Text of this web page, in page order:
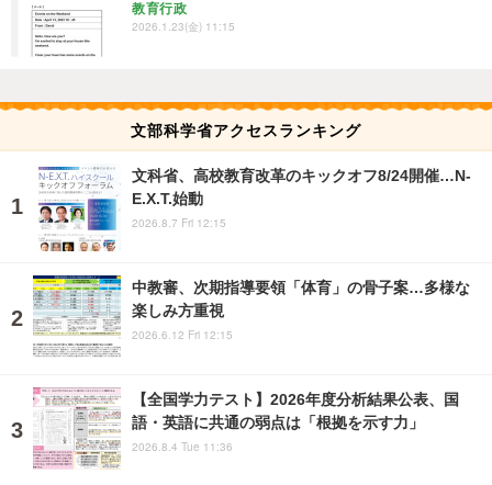
教育行政
2026.1.23(金) 11:15
文部科学省アクセスランキング
文科省、高校教育改革のキックオフ8/24開催…N-
E.X.T.始動
2026.8.7 Fri 12:15
中教審、次期指導要領「体育」の骨子案…多様な
楽しみ方重視
2026.6.12 Fri 12:15
【全国学力テスト】2026年度分析結果公表、国
語・英語に共通の弱点は「根拠を示す力」
2026.8.4 Tue 11:36